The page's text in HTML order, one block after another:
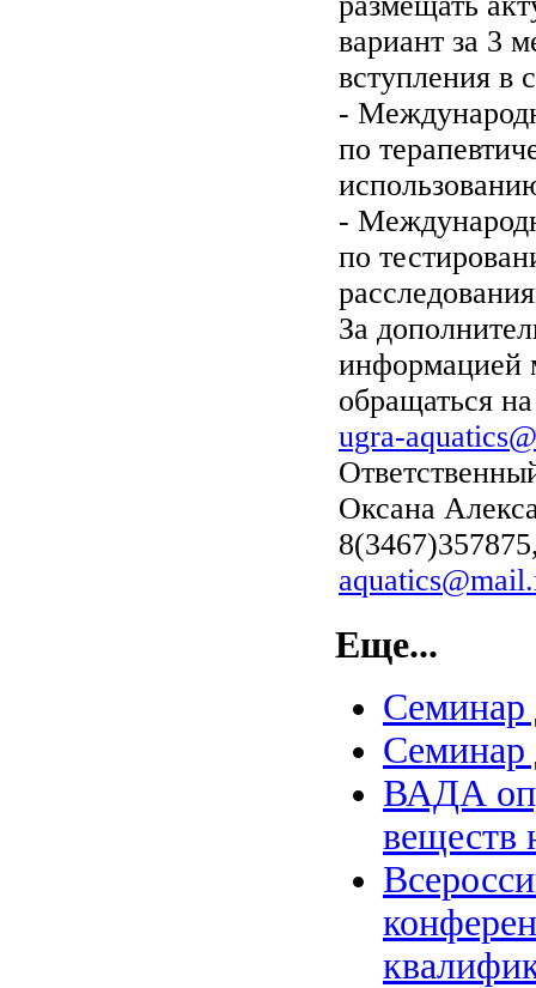
вариант за 3
вступления в
-
по
-
по
За
информацией
обращаться
ugra-
Оксана
Еще...
Семинар
Семинар
ВАДА
веществ